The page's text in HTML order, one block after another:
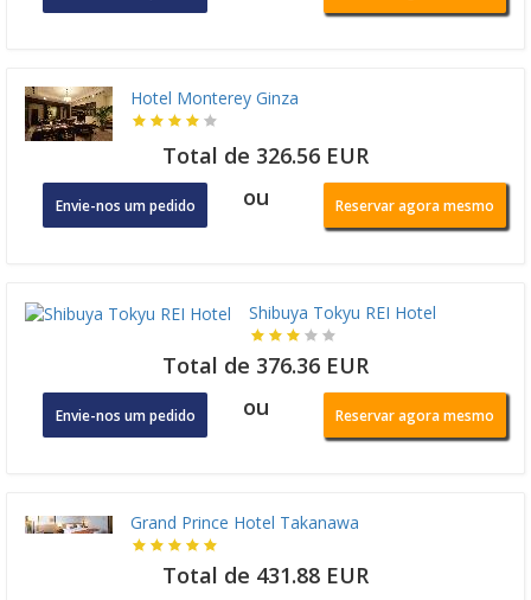
Hotel Monterey Ginza
Total de 326.56 EUR
Envie-nos um pedido ou Reservar agora mesmo
Shibuya Tokyu REI Hotel
Total de 376.36 EUR
Envie-nos um pedido ou Reservar agora mesmo
Grand Prince Hotel Takanawa
Total de 431.88 EUR